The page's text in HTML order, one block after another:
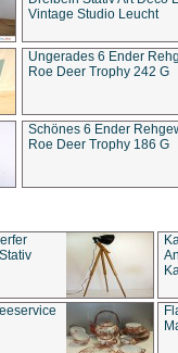
Vintage Studio Leucht
Ungerades 6 Ender
Roe Deer Trophy 242 G
Schönes 6 Ender
Roe Deer Trophy 186 G